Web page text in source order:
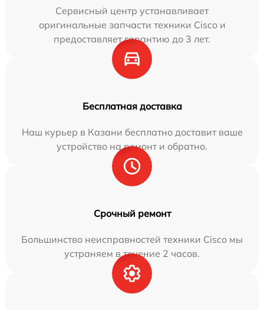
Сервисный центр устанавливает
оригинальные запчасти техники Cisco и
предоставляет гарантию до 3 лет.
Бесплатная доставка
Наш курьер в Казани бесплатно доставит ваше
устройство на ремонт и обратно.
Срочный ремонт
Большинство неисправностей техники Cisco мы
устраняем в течение 2 часов.